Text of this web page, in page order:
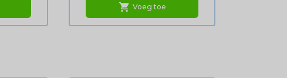
shopping_cart Voeg toe